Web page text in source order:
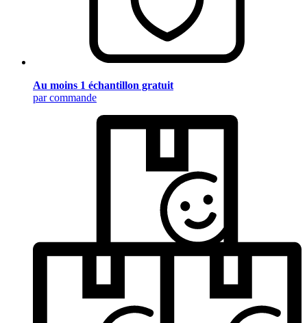
Au moins 1 échantillon gratuit
par commande